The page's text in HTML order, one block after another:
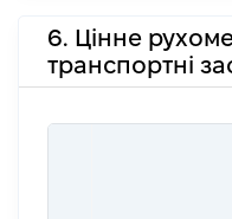
6. Цінне
транспортні